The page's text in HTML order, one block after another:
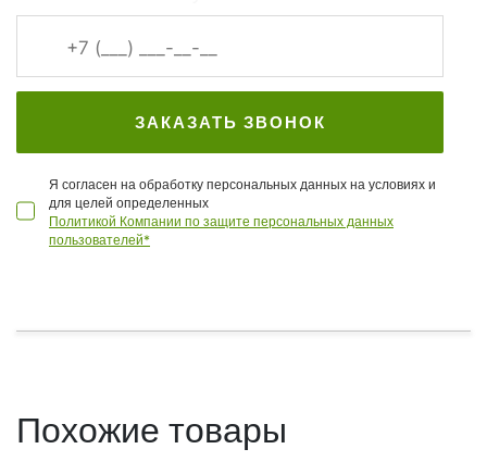
ЗАКАЗАТЬ ЗВОНОК
Я согласен на обработку персональных данных на условиях и
для целей определенных
Политикой Компании по защите персональных данных
пользователей*
Похожие товары